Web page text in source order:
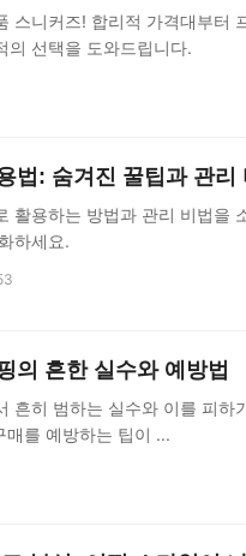
스니커즈! 합리적 가격대부터
의 선택을 도와드립니다.
법: 숨겨진 꿀팁과 관리
활용하는 방법과 관리 비법을
하세요.
의 흔한 실수와 예방법
흔히 범하는 실수와 이를 피하
매를 예방하는 팁이 ...